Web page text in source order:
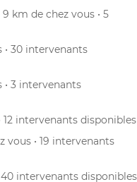
9 km de chez vous • 5
• 30 intervenants
• 3 intervenants
12 intervenants disponibles
vous • 19 intervenants
40 intervenants disponibles